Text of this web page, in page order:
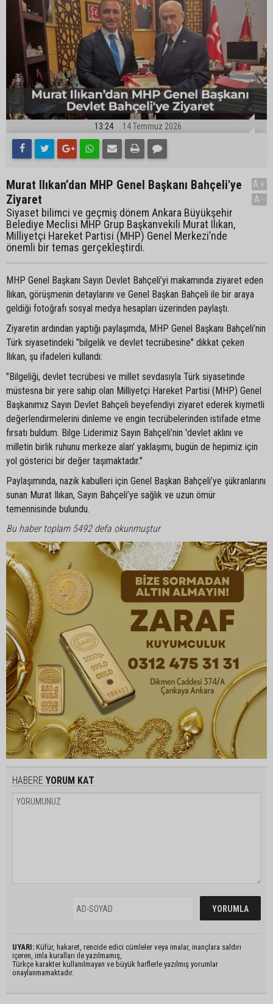
13:24 14 Temmuz 2026
Murat Ilıkan’dan MHP Genel Başkanı Bahçeli'ye
Ziyaret
Siyaset bilimci ve geçmiş dönem Ankara Büyükşehir
Belediye Meclisi MHP Grup Başkanvekili Murat Ilıkan,
Milliyetçi Hareket Partisi (MHP) Genel Merkezi’nde
önemli bir temas gerçekleştirdi.
A+
A-
MHP Genel Başkanı Sayın Devlet Bahçeli’yi makamında ziyaret eden
Ilıkan, görüşmenin detaylarını ve Genel Başkan Bahçeli ile bir araya
geldiği fotoğrafı sosyal medya hesapları üzerinden paylaştı.
Ziyaretin ardından yaptığı paylaşımda, MHP Genel Başkanı Bahçeli’nin
Türk siyasetindeki "bilgelik ve devlet tecrübesine" dikkat çeken
Ilıkan, şu ifadeleri kullandı:
"Bilgeliği, devlet tecrübesi ve millet sevdasıyla Türk siyasetinde
müstesna bir yere sahip olan Milliyetçi Hareket Partisi (MHP) Genel
Başkanımız Sayın Devlet Bahçeli beyefendiyi ziyaret ederek kıymetli
değerlendirmelerini dinleme ve engin tecrübelerinden istifade etme
fırsatı buldum. Bilge Liderimiz Sayın Bahçeli’nin 'devlet aklını ve
milletin birlik ruhunu merkeze alan' yaklaşımı, bugün de hepimiz için
yol gösterici bir değer taşımaktadır."
Paylaşımında, nazik kabulleri için Genel Başkan Bahçeli’ye şükranlarını
sunan Murat Ilıkan, Sayın Bahçeli’ye sağlık ve uzun ömür
temennisinde bulundu.
Bu haber toplam 5492 defa okunmuştur
HABERE YORUM KAT
UYARI: Küfür, hakaret, rencide edici cümleler veya imalar, inançlara saldırı
içeren, imla kuralları ile yazılmamış,
Türkçe karakter kullanılmayan ve büyük harflerle yazılmış yorumlar
onaylanmamaktadır.